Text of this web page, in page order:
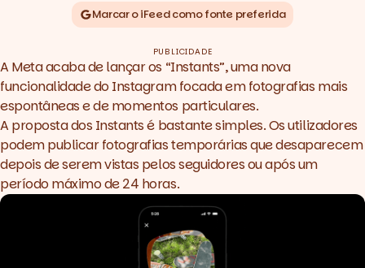
Marcar o iFeed como fonte preferida
PUBLICIDADE
A Meta acaba de lançar os “Instants”, uma nova
funcionalidade do Instagram focada em fotografias mais
espontâneas e de momentos particulares.
A proposta dos Instants é bastante simples. Os utilizadores
podem publicar fotografias temporárias que desaparecem
depois de serem vistas pelos seguidores ou após um
período máximo de 24 horas.